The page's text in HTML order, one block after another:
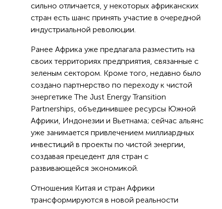
сильно отличается, у некоторых африканских
стран есть шанс принять участие в очередной
индустриальной революции.
Ранее Африка уже предлагала разместить на
своих территориях предприятия, связанные с
зеленым сектором. Кроме того, недавно было
создано партнерство по переходу к чистой
энергетике The Just Energy Transition
Partnerships, объединившее ресурсы Южной
Африки, Индонезии и Вьетнама; сейчас альянс
уже занимается привлечением миллиардных
инвестиций в проекты по чистой энергии,
создавая прецедент для стран с
развивающейся экономикой.
Отношения Китая и стран Африки
трансформируются в новой реальности